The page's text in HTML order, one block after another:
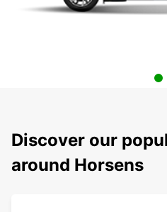
Discover our
around Horsens